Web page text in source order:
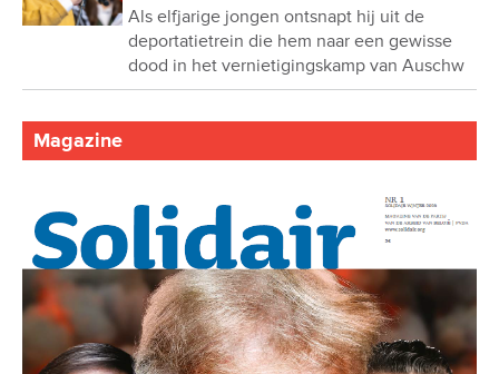
Als elfjarige jongen ontsnapt hij uit de
deportatietrein die hem naar een gewisse
dood in het vernietigingskamp van Auschw
Magazine